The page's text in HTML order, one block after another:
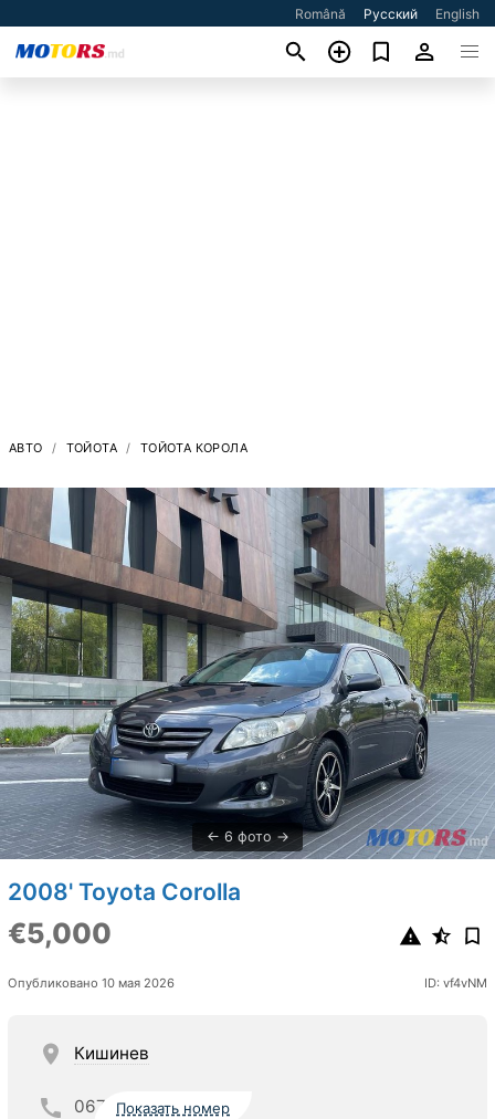
Română Русский English
АВТО ТОЙОТА ТОЙОТА КОРОЛА
6 фото
2008' Toyota Corolla
€5,000
Опубликовано 10 мая 2026 ID: vf4vNM
Кишинев
067 Показать номер